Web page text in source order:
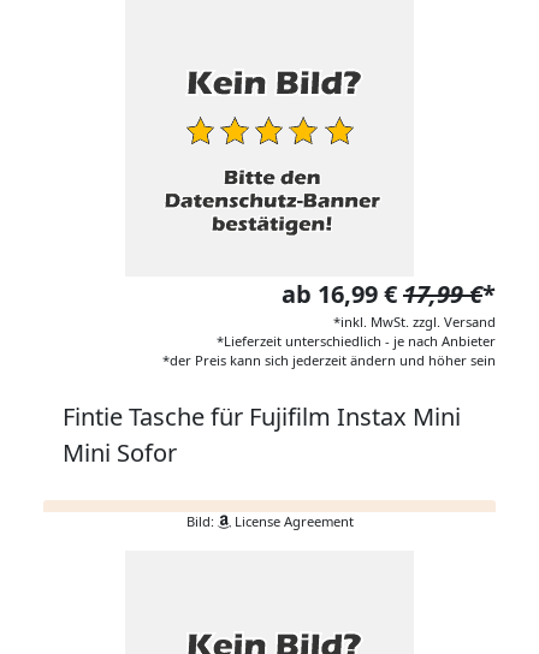
ab 16,99 €17,99 €*
*inkl. MwSt. zzgl. Versand
*Lieferzeit unterschiedlich - je nach Anbieter
*der Preis kann sich jederzeit ändern und höher sein
Fintie Tasche für Fujifilm Instax Mini
Mini Sofor
Bild: License Agreement